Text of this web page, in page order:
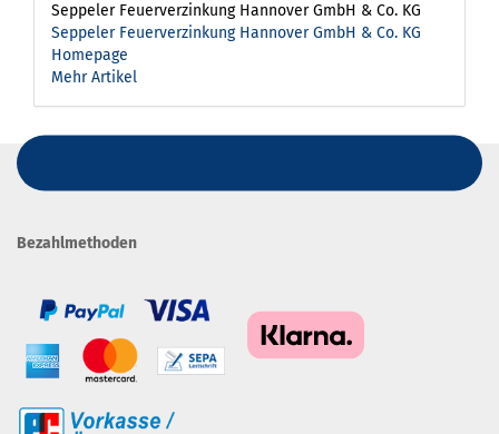
Seppeler Feuerverzinkung Hannover GmbH & Co. KG
Seppeler Feuerverzinkung Hannover GmbH & Co. KG
Homepage
Mehr Artikel
Bezahlmethoden